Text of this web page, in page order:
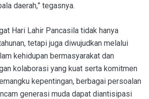
daerah,” tegasnya.
Hari Lahir Pancasila tidak hanya
tetapi juga diwujudkan melalui
kehidupan bermasyarakat dan
kolaborasi yang kuat serta komitmen
kepentingan, berbagai persoalan
generasi muda dapat diantisipasi